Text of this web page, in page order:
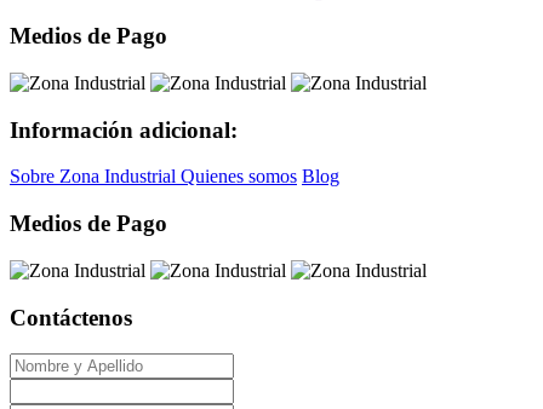
Medios de Pago
Información adicional:
Sobre Zona Industrial Quienes somos Blog
Medios de Pago
Contáctenos